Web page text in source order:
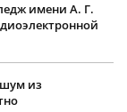
имени А. Г.
из